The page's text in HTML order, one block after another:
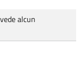
alcun